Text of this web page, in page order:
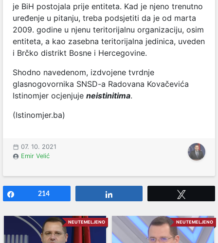
je BiH postojala prije entiteta. Kad je njeno trenutno
uređenje u pitanju, treba podsjetiti da je od marta
2009. godine u njenu teritorijalnu organizaciju, osim
entiteta, a kao zasebna teritorijalna jedinica, uveden
i Brčko distrikt Bosne i Hercegovine.
Shodno navedenom, izdvojene tvrdnje
glasnogovornika SNSD-a Radovana Kovačevića
Istinomjer ocjenjuje neistinitima.
(Istinomjer.ba)
07. 10. 2021
Emir Velić
214
NEUTEMELJENO NEUTEMELJENO